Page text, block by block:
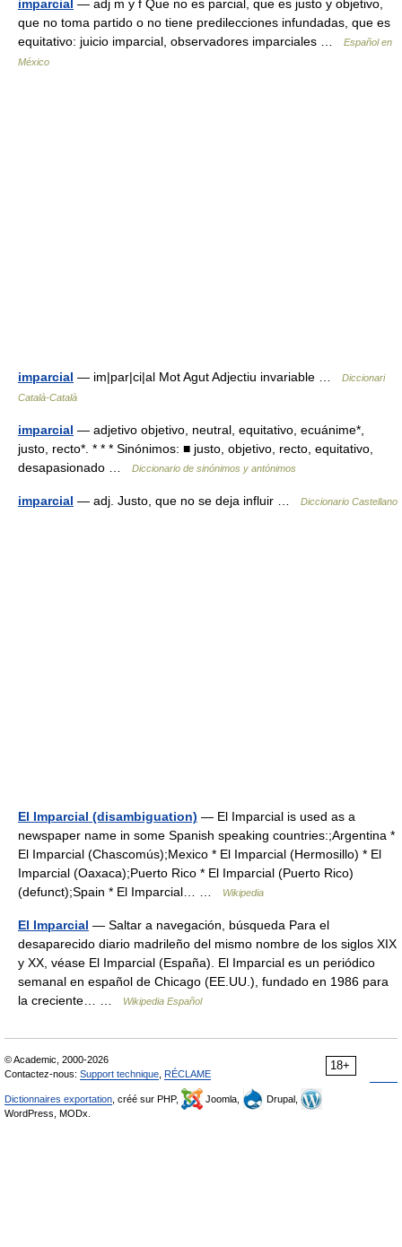
imparcial — adj m y f Que no es parcial, que es justo y objetivo,
que no toma partido o no tiene predilecciones infundadas, que es
equitativo: juicio imparcial, observadores imparciales …
Español en
México
imparcial — im|par|ci|al Mot Agut Adjectiu invariable …
Diccionari
Català-Català
imparcial — adjetivo objetivo, neutral, equitativo, ecuánime*,
justo, recto*. * * * Sinónimos: ■ justo, objetivo, recto, equitativo,
desapasionado …
Diccionario de sinónimos y antónimos
imparcial — adj. Justo, que no se deja influir … Diccionario Castellano
El Imparcial (disambiguation) — El Imparcial is used as a
newspaper name in some Spanish speaking countries:;Argentina *
El Imparcial (Chascomús);Mexico * El Imparcial (Hermosillo) * El
Imparcial (Oaxaca);Puerto Rico * El Imparcial (Puerto Rico)
(defunct);Spain * El Imparcial… …
Wikipedia
El Imparcial — Saltar a navegación, búsqueda Para el
desaparecido diario madrileño del mismo nombre de los siglos XIX
y XX, véase El Imparcial (España). El Imparcial es un periódico
semanal en español de Chicago (EE.UU.), fundado en 1986 para
la creciente… …
Wikipedia Español
18+
© Academic, 2000-2026
Contactez-nous: Support technique RÉCLAME
Dictionnaires exportation , créé sur PHP, Joomla,
Drupal,
WordPress, MODx.